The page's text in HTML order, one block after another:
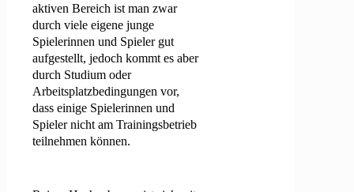
aktiven Bereich ist man zwar
durch viele eigene junge
Spielerinnen und Spieler gut
aufgestellt, jedoch kommt es aber
durch Studium oder
Arbeitsplatzbedingungen vor,
dass einige Spielerinnen und
Spieler nicht am Trainingsbetrieb
teilnehmen können.